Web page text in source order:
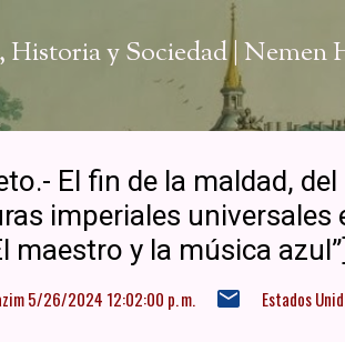
Historia y Sociedad | Nemen
El fin de la maldad,
imperiales universales
maestro y la música
5/26/2024 12:02:00 p. m. Estados